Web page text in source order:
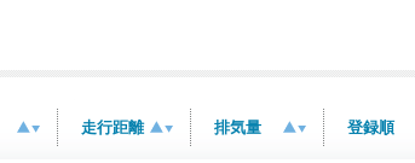
走行距離 排気量 登録順